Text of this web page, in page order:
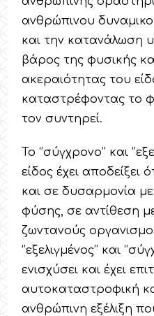
ανθρώπινου
και την κατανάλωση
βάρος της φυσικής
ακεραιότητας του
καταστρέφοντας το
τον συντηρεί.
Το ‘’σύγχρονο’’ και
είδος έχει αποδείξει
και σε δυσαρμονία με
φύσης, σε αντίθεση
ζωντανούς
‘’εξελιγμένος’’ και
ενισχύσει και έχει
αυτοκαταστροφική
ανθρώπινη εξέλιξη